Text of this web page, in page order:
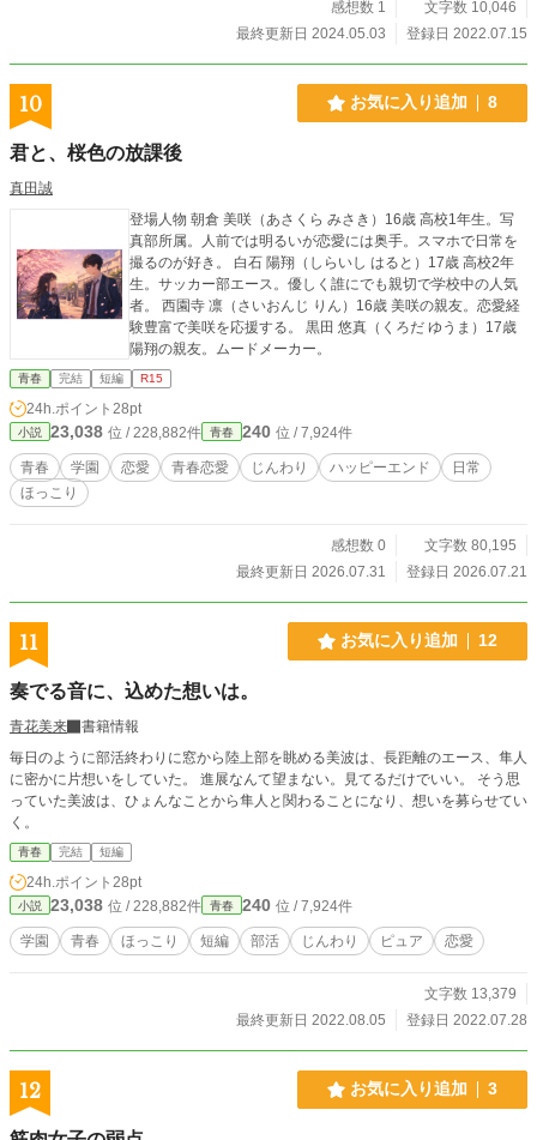
感想数 1
文字数 10,046
最終更新日 2024.05.03
登録日 2022.07.15
10 お気に入り追加 8
君と、桜色の放課後
真田誠
登場人物 朝倉 美咲（あさくら みさき）16歳 高校1年生。写
真部所属。人前では明るいが恋愛には奥手。スマホで日常を
撮るのが好き。 白石 陽翔（しらいし はると）17歳 高校2年
生。サッカー部エース。優しく誰にでも親切で学校中の人気
者。 西園寺 凛（さいおんじ りん）16歳 美咲の親友。恋愛経
験豊富で美咲を応援する。 黒田 悠真（くろだ ゆうま）17歳
陽翔の親友。ムードメーカー。
青春 完結 短編 R15
24h.ポイント 28pt
小説 23,038 位 / 228,882件 青春 240 位 / 7,924件
青春 学園 恋愛 青春恋愛 じんわり ハッピーエンド
日常
ほっこり
感想数 0
文字数 80,195
最終更新日 2026.07.31
登録日 2026.07.21
11 お気に入り追加 12
奏でる音に、込めた想いは。
青花美来
書籍情報
毎日のように部活終わりに窓から陸上部を眺める美波は、長距離のエース、隼人
に密かに片想いをしていた。 進展なんて望まない。見てるだけでいい。 そう思
っていた美波は、ひょんなことから隼人と関わることになり、想いを募らせてい
く。
青春 完結 短編
24h.ポイント 28pt
小説 23,038 位 / 228,882件 青春 240 位 / 7,924件
学園 青春 ほっこり 短編 部活 じんわり ピュア 恋愛
文字数 13,379
最終更新日 2022.08.05
登録日 2022.07.28
12 お気に入り追加 3